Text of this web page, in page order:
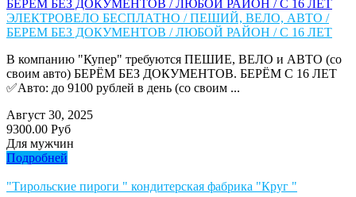
ЭЛЕКТРОВЕЛО БЕСПЛАТНО / ПЕШИЙ, ВЕЛО, АВТО /
БЕРЕМ БЕЗ ДОКУМЕНТОВ / ЛЮБОЙ РАЙОН / С 16 ЛЕТ
В компанию "Купер" требуются ПЕШИЕ, ВЕЛО и АВТО (со
своим авто) БЕРЁМ БЕЗ ДОКУМЕНТОВ. БЕРЁМ С 16 ЛЕТ
✅Авто: до 9100 рублей в день (со своим ...
Август 30, 2025
9300.00 Руб
Для мужчин
Подробней
"Тирольские пироги " кондитерская фабрика "Круг "